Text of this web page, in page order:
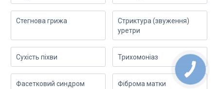
Стегнова грижа
Стриктура (звуження)
уретри
Сухість піхви Трихомоніаз
Фасетковий синдром
Фіброма матки